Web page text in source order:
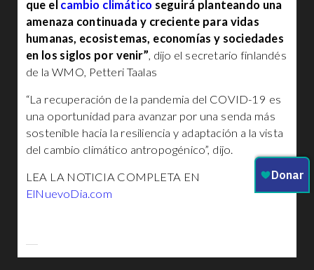
que el cambio climático seguirá planteando una
amenaza continuada y creciente para vidas
humanas, ecosistemas, economías y sociedades
en los siglos por venir”, dijo el secretario finlandés
de la WMO, Petteri Taalas
“La recuperación de la pandemia del COVID-19 es
una oportunidad para avanzar por una senda más
sostenible hacia la resiliencia y adaptación a la vista
del cambio climático antropogénico”, dijo.
LEA LA NOTICIA COMPLETA EN
ElNuevoDia.com